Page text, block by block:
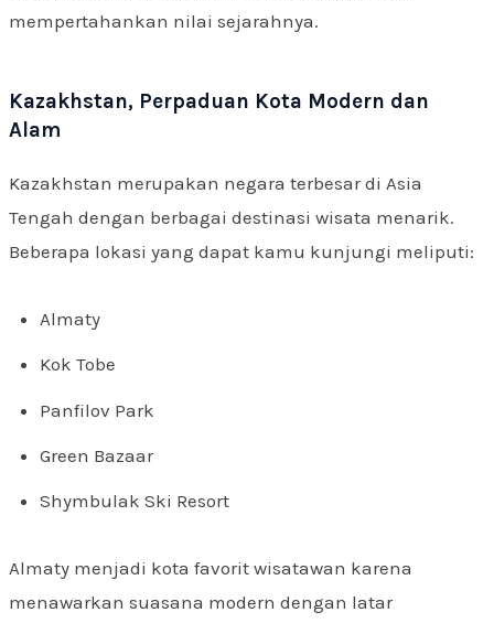
mempertahankan nilai sejarahnya.
Kazakhstan, Perpaduan Kota Modern dan
Alam
Kazakhstan merupakan negara terbesar di Asia
Tengah dengan berbagai destinasi wisata menarik.
Beberapa lokasi yang dapat kamu kunjungi meliputi:
Almaty
Kok Tobe
Panfilov Park
Green Bazaar
Shymbulak Ski Resort
Almaty menjadi kota favorit wisatawan karena
menawarkan suasana modern dengan latar